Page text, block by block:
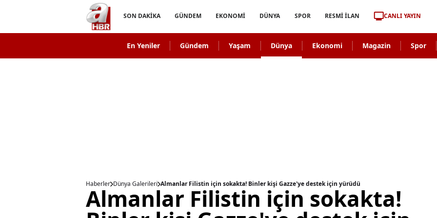
SON DAKİKA GÜNDEM EKONOMİ DÜNYA SPOR RESMİ İLAN CANLI YAYIN
En Yeniler Gündem Yaşam Dünya Ekonomi Magazin Spor
Haberler Dünya Galerileri Almanlar Filistin için sokakta! Binler kişi Gazze'ye destek için yürüdü
Almanlar Filistin için sokakta!